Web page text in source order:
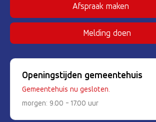
Afspraak maken
(Deze link
Melding doen
Openingstijden gemeentehuis
Gemeentehuis nu gesloten.
morgen: 9.00 - 17.00 uur